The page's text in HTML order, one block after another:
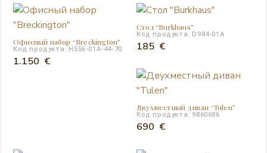
Офисный набор “Breckington”
Код продукта: H556-01A-44-70
1.150 €
Cтол “Burkhaus”
Код продукта: D984-01A
185 €
Двухместный диван “Tulen”
Код продукта: 9860686
690 €